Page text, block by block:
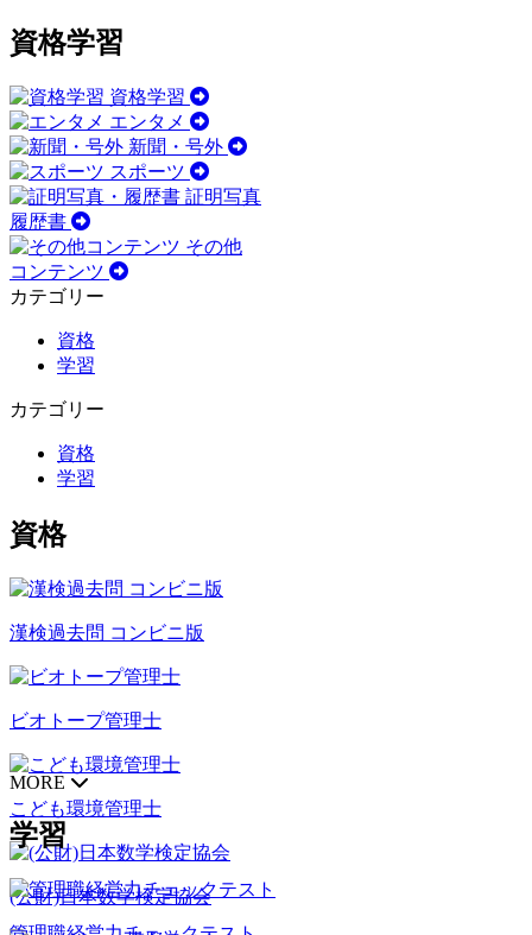
資格学習
資格学習
エンタメ
新聞・号外
スポーツ
証明写真
履歴書
その他
コンテンツ
カテゴリー
資格
学習
カテゴリー
資格
学習
資格
漢検過去問 コンビニ版
ビオトープ管理士
こども環境管理士
(公財)日本数学検定協会
MORE
学習